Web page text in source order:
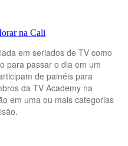
na Cali
em seriados de TV como
para passar o dia em um
de painéis para
da TV Academy na
em uma ou mais categorias